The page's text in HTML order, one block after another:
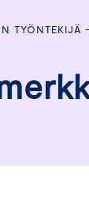
TYÖNTEKIJÄ